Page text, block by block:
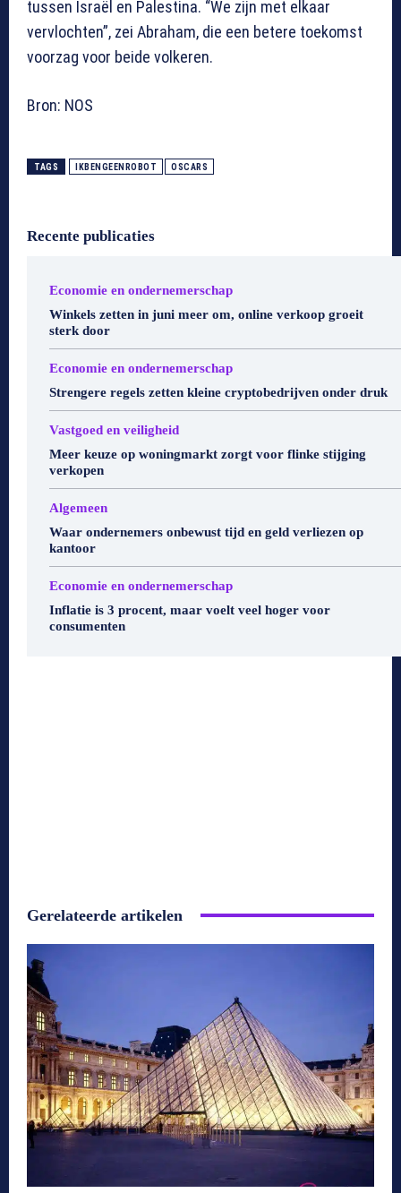
tussen Israël en Palestina. “We zijn met elkaar
vervlochten”, zei Abraham, die een betere toekomst
voorzag voor beide volkeren.
Bron: NOS
TAGS IKBENGEENROBOT OSCARS
Recente publicaties
Economie en ondernemerschap
Winkels zetten in juni meer om, online verkoop groeit
sterk door
Economie en ondernemerschap
Strengere regels zetten kleine cryptobedrijven onder druk
Vastgoed en veiligheid
Meer keuze op woningmarkt zorgt voor flinke stijging
verkopen
Algemeen
Waar ondernemers onbewust tijd en geld verliezen op
kantoor
Economie en ondernemerschap
Inflatie is 3 procent, maar voelt veel hoger voor
consumenten
Gerelateerde artikelen